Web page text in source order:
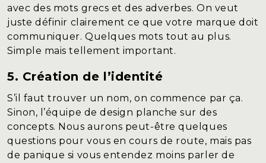
avec des mots grecs et des adverbes. On veut
juste définir clairement ce que votre marque doit
communiquer. Quelques mots tout au plus.
Simple mais tellement important.
5. Création de l’identité
S’il faut trouver un nom, on commence par ça.
Sinon, l’équipe de design planche sur des
concepts. Nous aurons peut-être quelques
questions pour vous en cours de route, mais pas
de panique si vous entendez moins parler de